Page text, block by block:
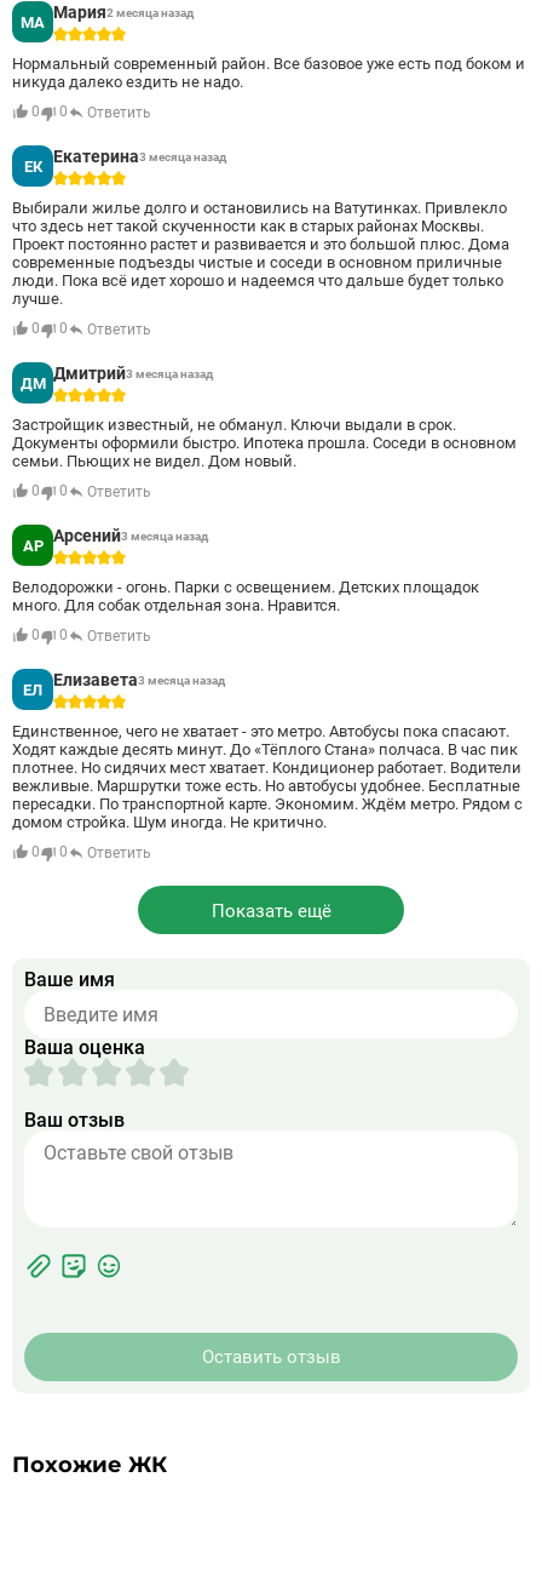
МА
Мария2 месяца назад
5
Нормальный современный район. Все базовое уже есть под боком и
никуда далеко ездить не надо.
0 0 Ответить
ЕК
Екатерина3 месяца назад
5
Выбирали жилье долго и остановились на Ватутинках. Привлекло
что здесь нет такой скученности как в старых районах Москвы.
Проект постоянно растет и развивается и это большой плюс. Дома
современные подъезды чистые и соседи в основном приличные
люди. Пока всё идет хорошо и надеемся что дальше будет только
лучше.
0 0 Ответить
ДМ
Дмитрий3 месяца назад
5
Застройщик известный, не обманул. Ключи выдали в срок.
Документы оформили быстро. Ипотека прошла. Соседи в основном
семьи. Пьющих не видел. Дом новый.
0 0 Ответить
АР
Арсений3 месяца назад
5
Велодорожки - огонь. Парки с освещением. Детских площадок
много. Для собак отдельная зона. Нравится.
0 0 Ответить
ЕЛ
Елизавета3 месяца назад
5
Единственное, чего не хватает - это метро. Автобусы пока спасают.
Ходят каждые десять минут. До «Тёплого Стана» полчаса. В час пик
плотнее. Но сидячих мест хватает. Кондиционер работает. Водители
вежливые. Маршрутки тоже есть. Но автобусы удобнее. Бесплатные
пересадки. По транспортной карте. Экономим. Ждём метро. Рядом с
домом стройка. Шум иногда. Не критично.
0 0 Ответить
Показать ещё
Ваше имя
Ваша оценка
Ваш отзыв
Фотографии
ЖК
Прикрепить
фото
Оставить отзыв
Похожие ЖК